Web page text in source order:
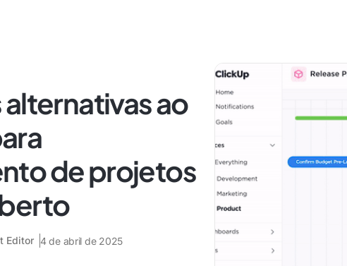
ao
de projetos
Editor 4 de abril de 2025